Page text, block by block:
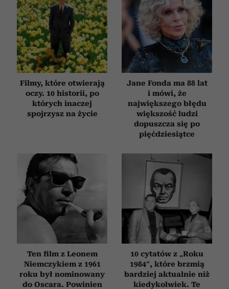
Filmy, które otwierają
oczy. 10 historii, po
których inaczej
spojrzysz na życie
Jane Fonda ma 88 lat
i mówi, że
największego błędu
większość ludzi
dopuszcza się po
pięćdziesiątce
Ten film z Leonem
Niemczykiem z 1961
roku był nominowany
do Oscara. Powinien
10 cytatów z „Roku
1984”, które brzmią
bardziej aktualnie niż
kiedykolwiek. Te